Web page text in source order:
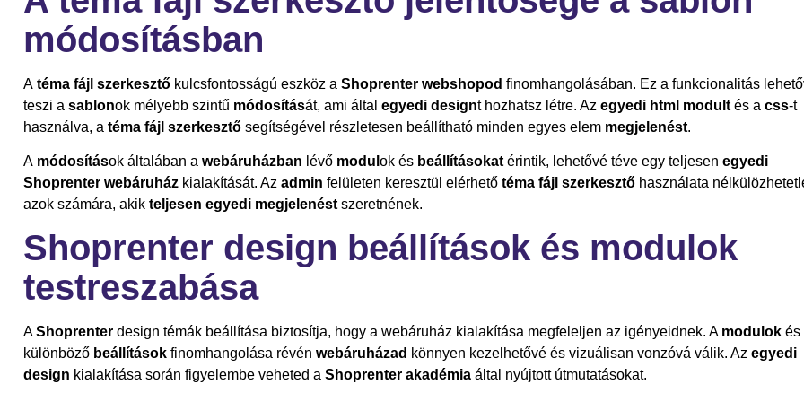
módosításban
A téma fájl szerkesztő kulcsfontosságú eszköz a S hoprenter webshopod finomhangolásában. Ez a funkcionalitás
teszi a sablonok mélyebb szintű módosítását, ami által egyedi designt hozhatsz létre. Az egyedi html modult és a css-t
használva, a téma fájl szerkesztő segítségével részletesen beállítható minden egyes elem megjelenést.
A módosítások általában a webáruházban lévő modul ok és beállításokat érintik, lehetővé téve egy teljesen egyedi
Shoprenter webáruház kialakítását. Az admin felületen keresztül elérhető téma fájl szerkesztő használata
azok számára, akik teljesen egyedi megjelenést szeretnének.
Shoprenter design beállítások és modulok
testreszabása
AShoprenter design témák beállítása biztosítja, hogy a webáruház kialakítása megfeleljen az igényeidnek. A modulok és
különböző beállítások finomhangolása révén webáruházad könnyen kezelhetővé és vizuálisan vonzóvá válik. Az egyedi
design kialakítása során figyelembe veheted a S hoprenter akadémia által nyújtott útmutatásokat.